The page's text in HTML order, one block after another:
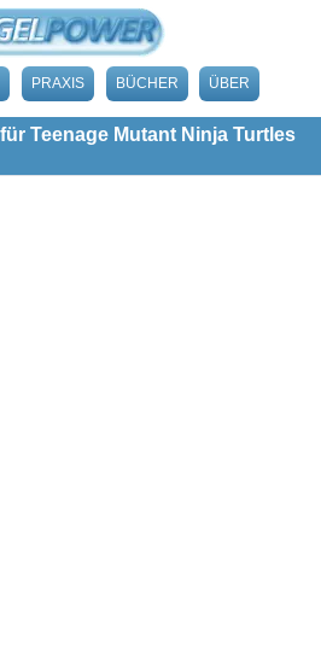
PRAXIS BÜCHER ÜBER
Teenage Mutant Ninja Turtles